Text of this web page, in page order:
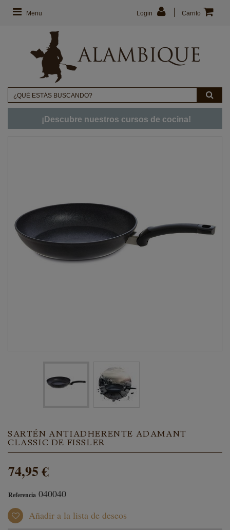
Menu Carrito
Login
¡Descubre nuestros cursos de cocina!
SARTÉN ANTIADHERENTE ADAMANT
CLASSIC DE FISSLER
74,95 €
Referencia 040040
Añadir a la lista de deseos